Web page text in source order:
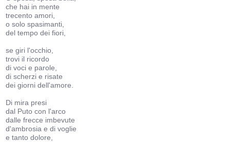
che hai in mente
trecento amori,
o solo spasimanti,
del tempo dei fiori,
se giri l'occhio,
trovi il ricordo
di voci e parole,
di scherzi e risate
dei giorni dell'amore.
Di mira presi
dal Puto con l'arco
dalle frecce imbevute
d'ambrosia e di voglie
e tanto dolore,